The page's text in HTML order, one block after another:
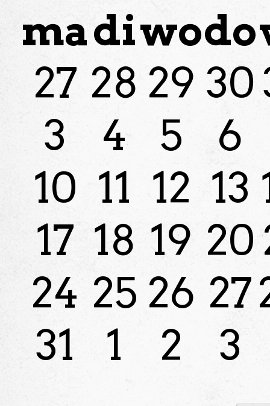
madiwodo
27 28 29 30
3
4 5
6
10 11 12 13
17 18 19 20
24 25 26 27
31
1 2 3